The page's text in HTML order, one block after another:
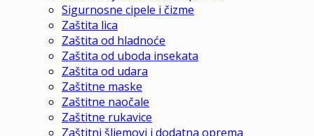
Sigurnosne cipele i čizme
Zaštita lica
Zaštita od hladnoće
Zaštita od uboda insekata
Zaštita od udara
Zaštitne maske
Zaštitne naočale
Zaštitne rukavice
Zaštitni šljemovi i dodatna oprema